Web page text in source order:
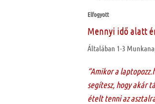
Elfogyott
Mennyi idő alatt
Általában 1-3
“Amikor a
segítesz, hogy akár
ételt tenni az